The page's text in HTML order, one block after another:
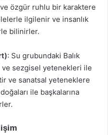
özgür ruhlu bir karaktere
ilgilenir ve insanlık
bilinirler.
: Su grubundaki Balık
sezgisel yetenekleri ile
ve sanatsal yeteneklere
ile başkalarına